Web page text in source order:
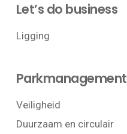
Let’s do business
Ligging
Parkmanagement
Veiligheid
Duurzaam en circulair